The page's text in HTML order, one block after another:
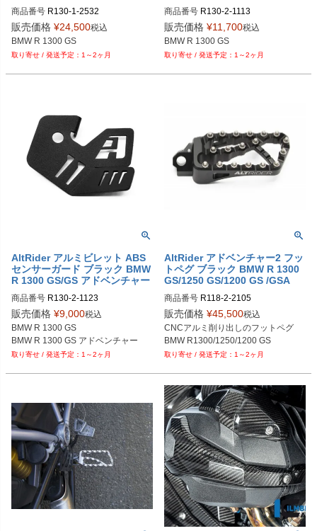
商品番号 R130-1-2532
販売価格 ¥24,500税込
BMW R 1300 GS
1～2ヶ月
商品番号 R130-2-1113
販売価格 ¥11,700税込
BMW R 1300 GS
1～2ヶ月
AltRider アルミビレット ABS
センサーガード ブラック BMW
R 1300 GS/GS アドベンチャー
商品番号 R130-2-1123
販売価格 ¥9,000税込
BMW R 1300 GS
BMW R 1300 GS アドベンチャー
1～2ヶ月
AltRider アドベンチャー2 フッ
トペグ ブラック BMW R 1300
GS/1250 GS/1200 GS /GSA
商品番号 R118-2-2105
販売価格 ¥45,500税込
CNCアルミ削り出しのフットペグ
BMW R1300/1250/1200 GS
1～2ヶ月